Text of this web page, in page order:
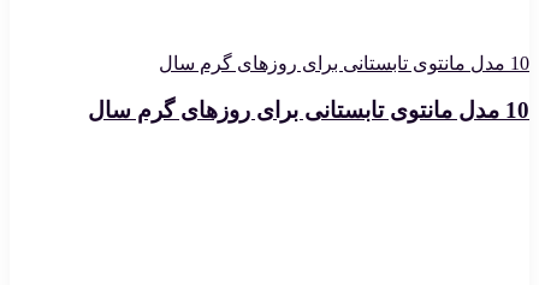
10 مدل مانتوی تابستانی برای روزهای گرم سال
10 مدل مانتوی تابستانی برای روزهای گرم سال